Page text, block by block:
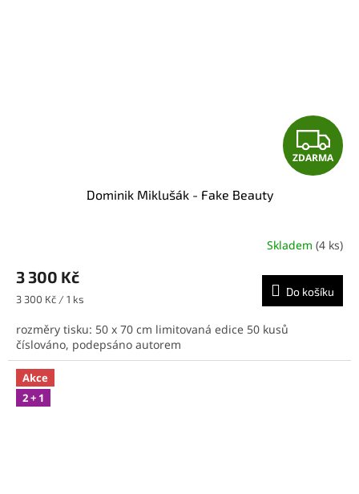
Z
D
R
M
A
ZDARMA
Dominik Miklušák - Fake Beauty
Skladem (4 ks)
3 300 Kč
Měrná
3 300 Kč / 1 ks
Do košíku
rozměry tisku: 50 x 70 cm limitovaná edice 50 kusů
číslováno, podepsáno autorem
Akce
2 + 1